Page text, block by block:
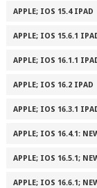
APPLE; IOS 15.4 IPAD
APPLE; IOS 15.6.1
APPLE; IOS 16.1.1
APPLE; IOS 16.2 IPAD
APPLE; IOS 16.3.1
APPLE; IOS 16.4.1:
APPLE; IOS 16.5.1;
APPLE; IOS 16.6.1;